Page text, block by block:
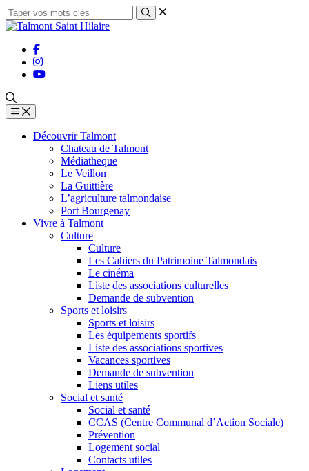
Découvrir Talmont
Chateau de Talmont
Médiatheque
Le Veillon
La Guittière
L’agriculture talmondaise
Port Bourgenay
Vivre à Talmont
Culture
Culture
Les Cahiers du Patrimoine Talmondais
Le cinéma
Liste des associations culturelles
Demande de subvention
Sports et loisirs
Sports et loisirs
Les équipements sportifs
Liste des associations sportives
Vacances sportives
Demande de subvention
Liens utiles
Social et santé
Social et santé
CCAS (Centre Communal d’Action Sociale)
Prévention
Logement social
Contacts utiles